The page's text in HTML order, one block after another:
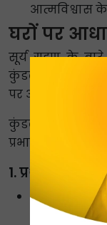
आत्मविश्वास
घरों पर
सूर्य ग्रहण के
कुंडली में आपकी
पर आपके जीवन की
कुंडली के भावों के
प्रभाव पढ़ें:
1. प्रथम भाव में
केंद्र: आपकी
आपका रूप-